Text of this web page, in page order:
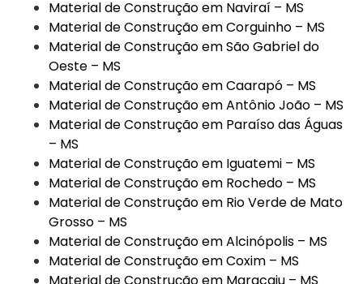
Material de Construção em Naviraí – MS
Material de Construção em Corguinho – MS
Material de Construção em São Gabriel do
Oeste – MS
Material de Construção em Caarapó – MS
Material de Construção em Antônio João – MS
Material de Construção em Paraíso das Águas
– MS
Material de Construção em Iguatemi – MS
Material de Construção em Rochedo – MS
Material de Construção em Rio Verde de Mato
Grosso – MS
Material de Construção em Alcinópolis – MS
Material de Construção em Coxim – MS
Material de Construção em Maracaju – MS